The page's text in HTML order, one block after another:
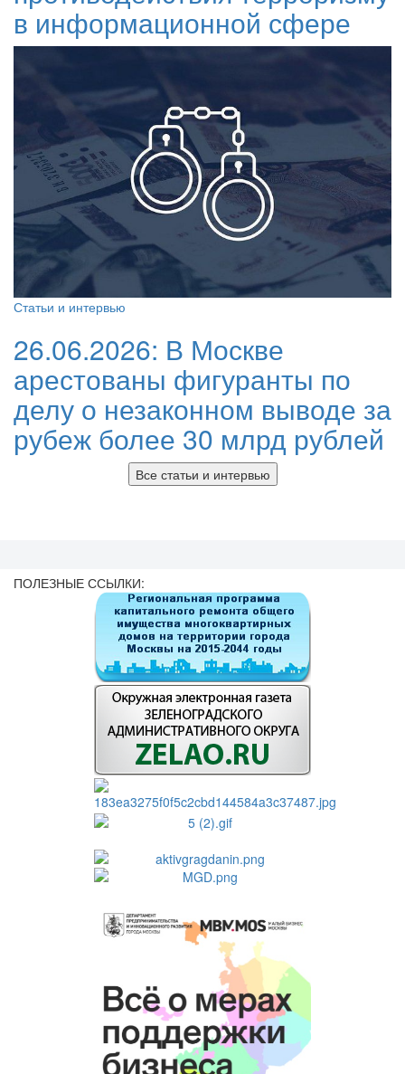
в информационной сфере
Статьи и интервью
26.06.2026: В Москве
арестованы фигуранты по
делу о незаконном выводе за
рубеж более 30 млрд рублей
Все статьи и интервью
ПОЛЕЗНЫЕ ССЫЛКИ: